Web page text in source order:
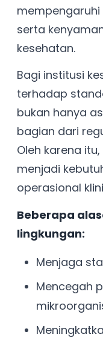
serta
kesehatan.
Bagi institusi
terhadap
bukan hanya
bagian dari
Oleh karena
menjadi
operasional
Beberapa
lingkungan:
Menjaga
Mencegah